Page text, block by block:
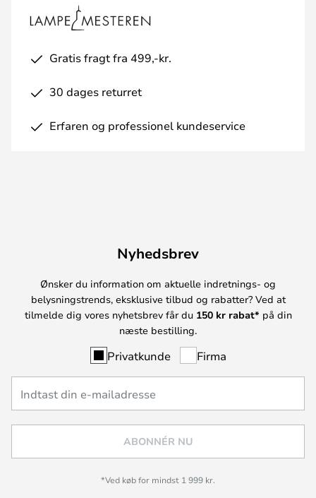
Gratis fragt fra 499,-kr.
30 dages returret
Erfaren og professionel kundeservice
Nyhedsbrev
Ønsker du information om aktuelle indretnings- og
belysningstrends, eksklusive tilbud og rabatter? Ved at
tilmelde dig vores nyhetsbrev får du 150 kr rabat* på din
næste bestilling.
Privatkunde Firma
ABONNÉR NU
*Ved køb for mindst 1 999 kr.